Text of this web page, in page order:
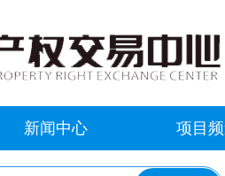
新闻中心 项目